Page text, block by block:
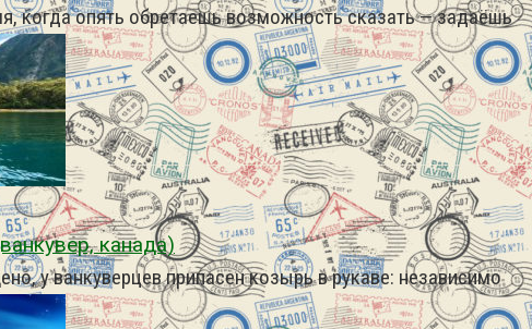
когда опять обретаешь возможность сказать — задаёшь
канада)
у ванкуверцев припасен козырь в рукаве: независимо